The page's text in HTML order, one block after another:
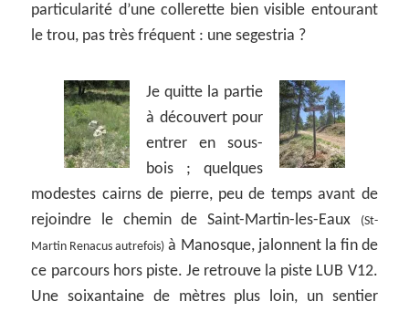
particularité d’une collerette bien visible entourant
le trou, pas très fréquent : une segestria ?
Je quitte la partie
à découvert pour
entrer en sous-
bois ; quelques
modestes cairns de pierre, peu de temps avant de
rejoindre le chemin de Saint-Martin-les-Eaux
(St-
Martin Renacus autrefois) à Manosque, jalonnent la fin de
ce parcours hors piste. Je retrouve la piste LUB V12.
Une soixantaine de mètres plus loin, un sentier